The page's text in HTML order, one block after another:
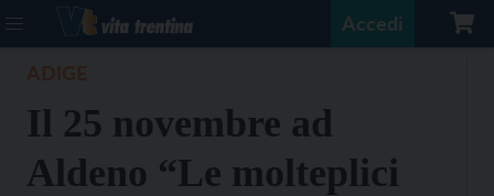
Accedi
Il 25 novembre ad
Aldeno “Le molteplici